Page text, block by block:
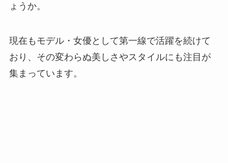
ょうか。
現在もモデル・女優として第一線で活躍を続けて
おり、その変わらぬ美しさやスタイルにも注目が
集まっています。